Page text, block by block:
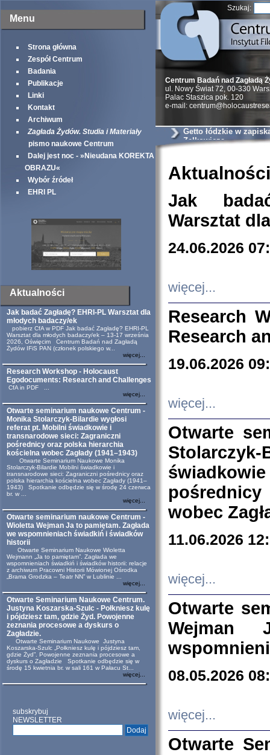
Menu
Strona główna
Zespół Centrum
Badania
Publikacje
Linki
Kontakt
Archiwum
Zagłada Żydów. Studia i Materiały
pismo naukowe Centrum
Dalej jest noc - »Nieudana KOREKTA
OBRAZU«
Wybór źródeł
EHRI PL
Aktualności
Jak badać Zagładę? EHRI-PL Warsztat dla
młodych badaczy/ek
pobierz CfA w PDF Jak badać Zagładę? EHRI-PL
Warsztat dla młodych badaczy/ek – 13-17 września
2026, Oświęcim Centrum Badań nad Zagładą
Żydów IFiS PAN (członek polskiego w...
więcej...
Research Workshop - Holocaust
Egodocuments: Research and Challenges
CfA in PDF ...
więcej...
Otwarte seminarium naukowe Centrum -
Monika Stolarczyk-Bilardie wygłosi
referat pt. Mobilni świadkowie i
transnarodowe sieci: Zagraniczni
pośrednicy oraz polska hierarchia
kościelna wobec Zagłady (1941–1943)
Otwarte Seminarium Naukowe Monika
Stolarczyk-Bilardie Mobilni świadkowie i
transnarodowe sieci: Zagraniczni pośrednicy oraz
polska hierarchia kościelna wobec Zagłady (1941–
1943) Spotkanie odbędzie się w środę 24 czerwca
br. w ...
więcej...
Otwarte seminarium naukowe Centrum -
Wioletta Wejman Ja to pamiętam. Zagłada
we wspomnieniach świadkiń i świadków
historii
Otwarte Seminarium Naukowe Wioletta
Wejmann „Ja to pamiętam”. Zagłada we
wspomnieniach świadkiń i świadków historii: relacje
z archiwum Pracowni Historii Mówionej Ośrodka
„Brama Grodzka – Teatr NN” w Lublinie ...
więcej...
Otwarte Seminarium Naukowe Centrum.
Justyna Koszarska-Szulc - Połkniesz kulę
i pójdziesz tam, gdzie Żyd. Powojenne
zeznania procesowe a dyskurs o
Zagładzie.
Otwarte Seminarium Naukowe Justyna
Koszarska-Szulc „Połkniesz kulę i pójdziesz tam,
gdzie Żyd”. Powojenne zeznania procesowe a
dyskurs o Zagładzie Spotkanie odbędzie się w
środę 15 kwietnia br. w sali 161 w Pałacu St...
więcej...
subskrybuj
NEWSLETTER
Szukaj:
Centrum Badań nad Zagładą
ul. Nowy Świat 72, 00-330
Palac Staszica pok. 120
e-mail:
Getto łódzkie w
Zelkowicza
Aktualności
Jak
Warsztat
24.06.2026
więcej...
Research
Research
19.06.2026
więcej...
Otwarte
wobec
11.06.2026
więcej...
Otwarte
Wejman
08.05.2026
więcej...
Otwarte